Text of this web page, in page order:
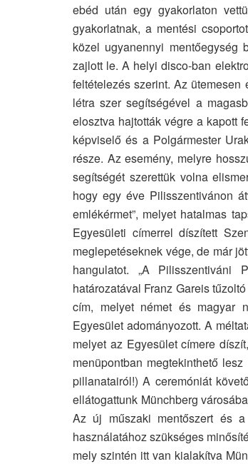
ebéd után egy gyakorlaton
gyakorlatnak, a mentési
közel ugyanennyi mentőegység
zajlott le. A helyi disco-ban
feltételezés szerint. Az
létra szer segítségével a
elosztva hajtották végre a kapott
képviselő és a Polgármester
része. Az esemény, melyre
segítségét szerettük volna
hogy egy éve Pilisszentivánon
emlékérmet”, melyet hatalmas
Egyesületi címerrel díszített
meglepetéseknek vége, de már
hangulatot. „A Pilisszentiváni
határozatával Franz Gareis
cím, melyet német és magyar
Egyesület adományozott. A
melyet az Egyesület címere
menüpontban megtekinthető
pillanatairól!) A ceremóniát
ellátogattunk Münchberg
Az új műszaki mentőszert és
használatához szükséges
mely szintén itt van kialakítva